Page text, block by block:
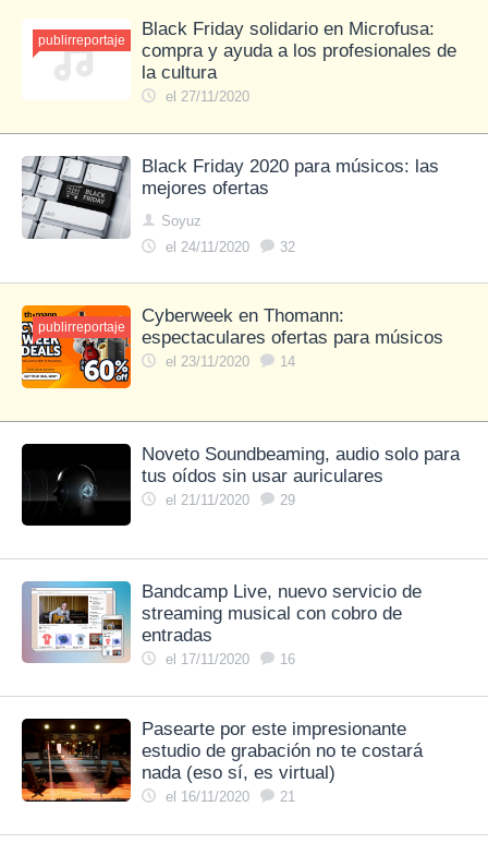
publirreportaje
Black Friday solidario en Microfusa:
compra y ayuda a los profesionales de
la cultura
el 27/11/2020
Black Friday 2020 para músicos: las
mejores ofertas
Soyuz
el 24/11/2020
32
publirreportaje
Cyberweek en Thomann:
espectaculares ofertas para músicos
el 23/11/2020 14
Noveto Soundbeaming, audio solo para
tus oídos sin usar auriculares
el 21/11/2020 29
Bandcamp Live, nuevo servicio de
streaming musical con cobro de
entradas
el 17/11/2020 16
Pasearte por este impresionante
estudio de grabación no te costará
nada (eso sí, es virtual)
el 16/11/2020 21